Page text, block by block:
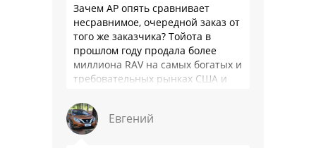
Зачем АР опять сравнивает
несравнимое, очередной заказ от
того же заказчика? Тойота в
прошлом году продала более
миллиона RAV на самых богатых и
требовательных рынках США и
подтвердив статус …
Евгений